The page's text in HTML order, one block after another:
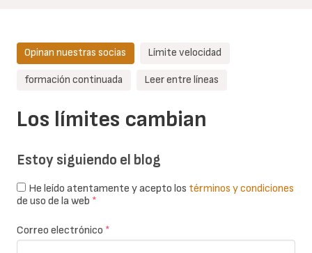
Los límites cambian
Opinan nuestras socias Límite velocidad
formación continuada Leer entre líneas
Estoy siguiendo el blog
He leído atentamente y acepto los términos y condiciones
de uso de la web *
Correo electrónico *